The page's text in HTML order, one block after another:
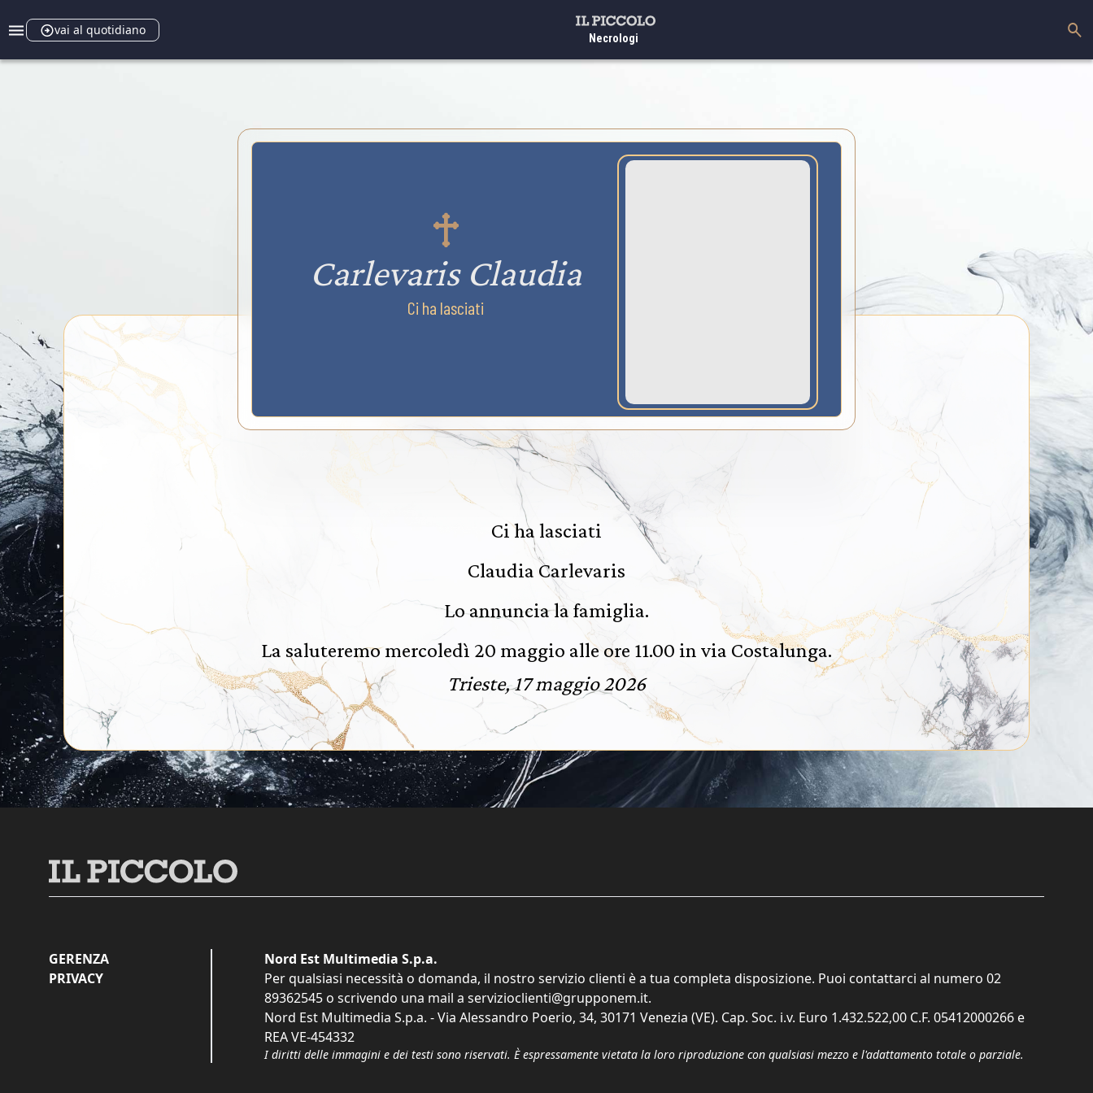
vai al quotidiano
Necrologi
Carlevaris Claudia
Ci ha lasciati
Ci ha lasciati
Claudia Carlevaris
Lo annuncia la famiglia.
La saluteremo mercoledì 20 maggio alle ore 11.00 in via Costalunga.
Trieste, 17 maggio 2026
GERENZA
PRIVACY
Nord Est Multimedia S.p.a.
Per qualsiasi necessità o domanda, il nostro servizio clienti è a tua completa disposizione. Puoi contattarci al numero 02
89362545 o scrivendo una mail a servizioclienti@grupponem.it.
Nord Est Multimedia S.p.a. - Via Alessandro Poerio, 34, 30171 Venezia (VE). Cap. Soc. i.v. Euro 1.432.522,00 C.F. 05412000266 e
REA VE-454332
I diritti delle immagini e dei testi sono riservati. È espressamente vietata la loro riproduzione con qualsiasi mezzo e l'adattamento totale o parziale.